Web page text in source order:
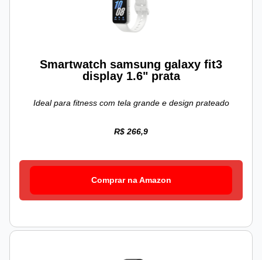
Smartwatch samsung galaxy fit3
display 1.6" prata
Ideal para fitness com tela grande e design prateado
R$ 266,9
Comprar na Amazon